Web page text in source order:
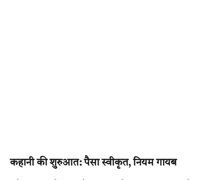
कहानी की शुरुआत: पैसा स्वीकृत, नियम गायब